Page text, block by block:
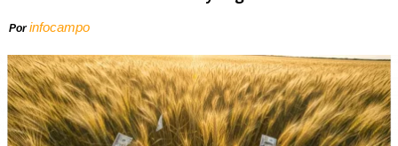
Porinfocampo